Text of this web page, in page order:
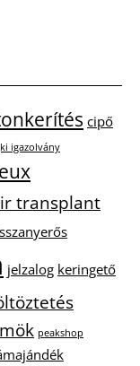
cipő
igazolvány
transplant
jelzalog keringető
peakshop